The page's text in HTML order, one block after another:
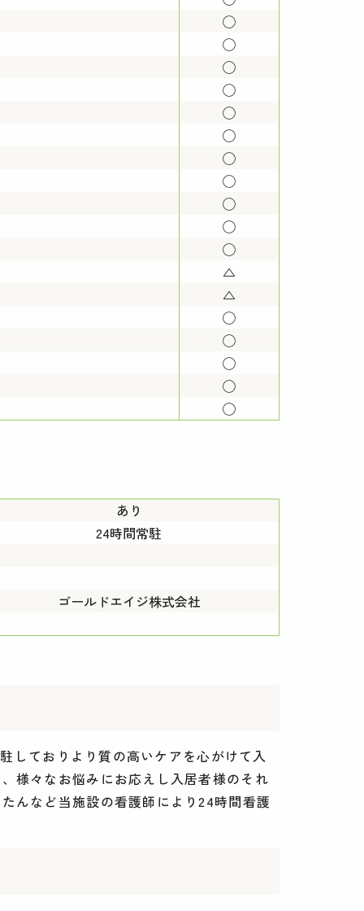
◯
◯
◯
◯
◯
◯
◯
◯
◯
◯
◯
△
△
◯
◯
◯
◯
◯
あり
24時間常駐
ゴールドエイジ株式会社
しておりより質の高いケアを心がけて入
様々なお悩みにお応えし入居者様のそれ
んなど当施設の看護師により24時間看護